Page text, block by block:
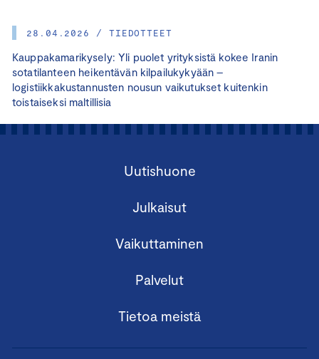
28.04.2026 / TIEDOTTEET
Kauppakamarikysely: Yli puolet yrityksistä kokee Iranin
sotatilanteen heikentävän kilpailukykyään –
logistiikkakustannusten nousun vaikutukset kuitenkin
toistaiseksi maltillisia
Uutishuone
Julkaisut
Vaikuttaminen
Palvelut
Tietoa meistä